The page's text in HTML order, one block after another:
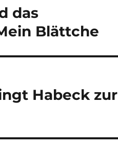
das
Blättche
Habeck zur